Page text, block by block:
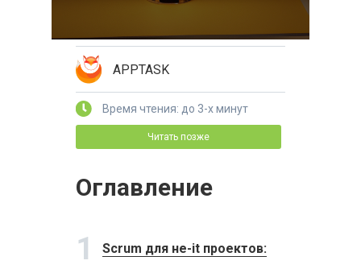
APPTASK
Время чтения: до 3-х минут
Читать позже
Оглавление
1 Scrum для не-it проектов: